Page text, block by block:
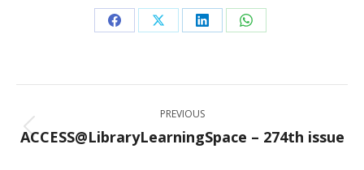
Share
Facebook
Share
X
Share
LinkedIn
Share
WhatsApp
navigation
PREVIOUS
Previous
ACCESS@LibraryLearningSpace – 274th issue